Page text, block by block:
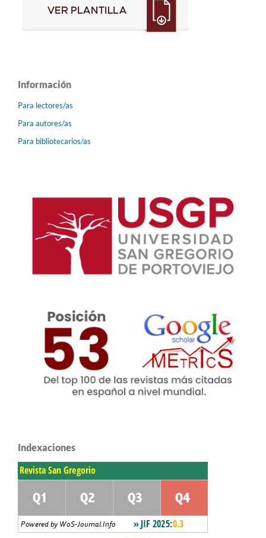
Información
Para lectores/as
Para autores/as
Para bibliotecarios/as
Indexaciones